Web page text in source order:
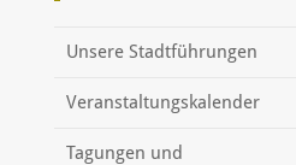
Unsere Stadtführungen
Veranstaltungskalender
Tagungen und